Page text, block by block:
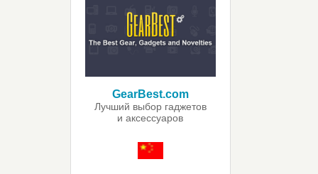
GearBest.com
Лучший выбор гаджетов
и аксессуаров